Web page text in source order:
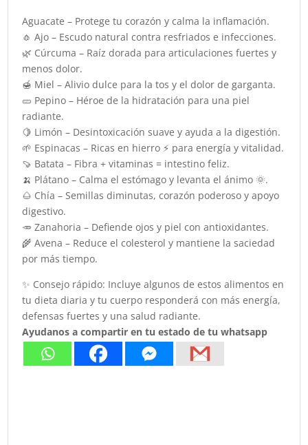
Aguacate – Protege tu corazón y calma la inflamación.
🧄 Ajo – Escudo natural contra resfriados e infecciones.
🌿 Cúrcuma – Raíz dorada para articulaciones fuertes y
menos dolor.
🍯 Miel – Alivio dulce para la tos y el dolor de garganta.
🥒 Pepino – Héroe de la hidratación para una piel
radiante.
🍋 Limón – Desintoxicación suave y ayuda a la digestión.
🌱 Espinacas – Ricas en hierro ⚡ para energía y vitalidad.
🍠 Batata – Fibra + vitaminas = intestino feliz.
🍌 Plátano – Calma el estómago y levanta el ánimo 🌞.
🌰 Chía – Semillas diminutas, corazón poderoso y apoyo
digestivo.
🥕 Zanahoria – Defiende ojos y piel con antioxidantes.
🌾 Avena – Reduce el colesterol y mantiene la saciedad
por más tiempo.
✨ Consejo rápido: Incluye algunos de estos alimentos en
tu dieta diaria y tu cuerpo responderá con más energía,
defensas fuertes y una salud radiante.
Ayudanos a compartir en tu estado de tu whatsapp